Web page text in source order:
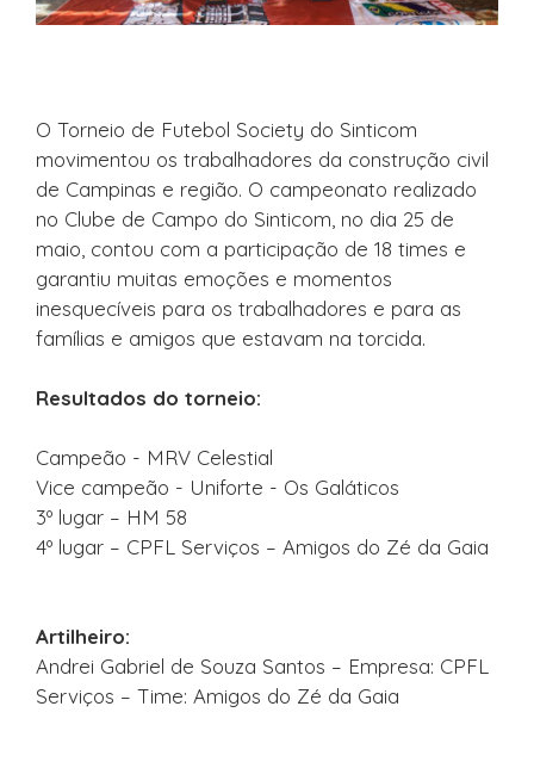
O Torneio de Futebol Society do Sinticom
movimentou os trabalhadores da construção civil
de Campinas e região. O campeonato realizado
no Clube de Campo do Sinticom, no dia 25 de
maio, contou com a participação de 18 times e
garantiu muitas emoções e momentos
inesquecíveis para os trabalhadores e para as
famílias e amigos que estavam na torcida.
Resultados do torneio:
Campeão - MRV Celestial
Vice campeão - Uniforte - Os Galáticos
3º lugar – HM 58
4º lugar – CPFL Serviços – Amigos do Zé da Gaia
Artilheiro:
Andrei Gabriel de Souza Santos – Empresa: CPFL
Serviços – Time: Amigos do Zé da Gaia